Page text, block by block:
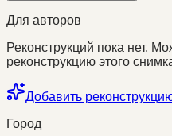
Для авторов
Реконструкций пока нет.
реконструкцию этого
Добавить
Город